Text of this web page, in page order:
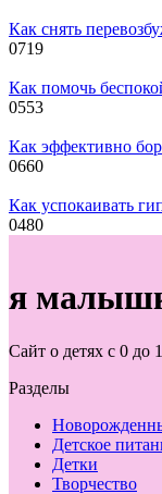
Как снять
0719
Как помочь
0553
Как эффективно
0660
Как успокаивать
0480
я
Сайт о детях с 0 до
Разделы
Детское
Детки
Творчество